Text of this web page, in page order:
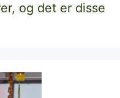
og det er disse